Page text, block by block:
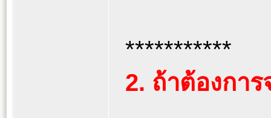
***********
2. ถ้าต้องกา